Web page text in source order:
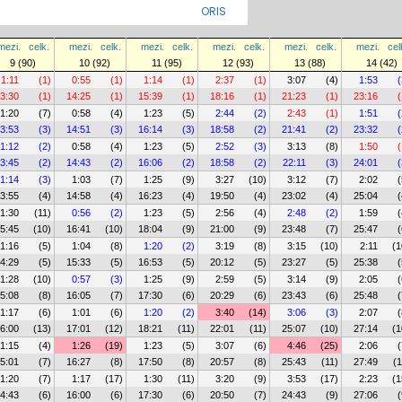
ORIS
celk. mezi. celk. mezi. celk. mezi. celk. mezi. celk. mezi.
9 (90) 10 (92) 11 (95) 12 (93) 13 (88)
14 (42)
1:11 (1) 0:55 (1) 1:14 (1) 2:37 (1) 3:07 (4) 1:53
(1) 14:25 (1) 15:39 (1) 18:16 (1) 21:23 (1) 23:16
1:20 (7) 0:58 (4) 1:23 (5) 2:44 (2) 2:43 (1) 1:51
(3) 14:51 (3) 16:14 (3) 18:58 (2) 21:41 (2) 23:32
1:12 (2) 0:58 (4) 1:23 (5) 2:52 (3) 3:13 (8) 1:50
(2) 14:43 (2) 16:06 (2) 18:58 (2) 22:11 (3) 24:01
1:14 (3) 1:03 (7) 1:25 (9) 3:27 (10) 3:12 (7) 2:02
(4) 14:58 (4) 16:23 (4) 19:50 (4) 23:02 (4) 25:04
1:30 (11) 0:56 (2) 1:23 (5) 2:56 (4) 2:48 (2) 1:59
(10) 16:41 (10) 18:04 (9) 21:00 (9) 23:48 (7) 25:47
1:16 (5) 1:04 (8) 1:20 (2) 3:19 (8) 3:15 (10) 2:11
(5) 15:33 (5) 16:53 (5) 20:12 (5) 23:27 (5) 25:38
1:28 (10) 0:57 (3) 1:25 (9) 2:59 (5) 3:14 (9) 2:05
(8) 16:05 (7) 17:30 (6) 20:29 (6) 23:43 (6) 25:48
1:17 (6) 1:01 (6) 1:20 (2) 3:40 (14) 3:06 (3) 2:07
(13) 17:01 (12) 18:21 (11) 22:01 (11) 25:07 (10) 27:14
1:15 (4) 1:26 (19) 1:23 (5) 3:07 (6) 4:46 (25) 2:06
(7) 16:27 (8) 17:50 (8) 20:57 (8) 25:43 (11) 27:49
1:20 (7) 1:17 (17) 1:30 (11) 3:20 (9) 3:53 (17) 2:23
(6) 16:00 (6) 17:30 (6) 20:50 (7) 24:43 (9) 27:06